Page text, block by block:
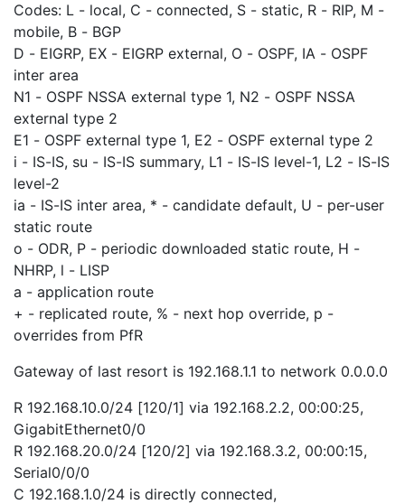
Codes: L - local, C - connected, S - static, R - RIP, M -
mobile, B - BGP
D - EIGRP, EX - EIGRP external, O - OSPF, IA - OSPF
inter area
N1 - OSPF NSSA external type 1, N2 - OSPF NSSA
external type 2
E1 - OSPF external type 1, E2 - OSPF external type 2
i - IS-IS, su - IS-IS summary, L1 - IS-IS level-1, L2 - IS-IS
level-2
ia - IS-IS inter area, * - candidate default, U - per-user
static route
o - ODR, P - periodic downloaded static route, H -
NHRP, l - LISP
a - application route
+ - replicated route, % - next hop override, p -
overrides from PfR
Gateway of last resort is 192.168.1.1 to network 0.0.0.0
R 192.168.10.0/24 [120/1] via 192.168.2.2, 00:00:25,
GigabitEthernet0/0
R 192.168.20.0/24 [120/2] via 192.168.3.2, 00:00:15,
Serial0/0/0
C 192.168.1.0/24 is directly connected,